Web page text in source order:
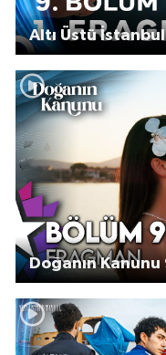
Altı Üstü
Doğanın Kanunu